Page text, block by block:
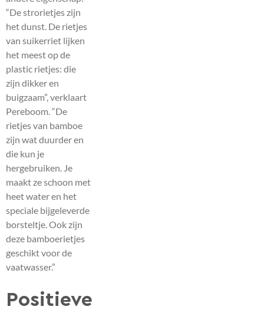
“De strorietjes zijn
het dunst. De rietjes
van suikerriet lijken
het meest op de
plastic rietjes: die
zijn dikker en
buigzaam”, verklaart
Pereboom. “De
rietjes van bamboe
zijn wat duurder en
die kun je
hergebruiken. Je
maakt ze schoon met
heet water en het
speciale bijgeleverde
borsteltje. Ook zijn
deze bamboerietjes
geschikt voor de
vaatwasser.”
Positieve